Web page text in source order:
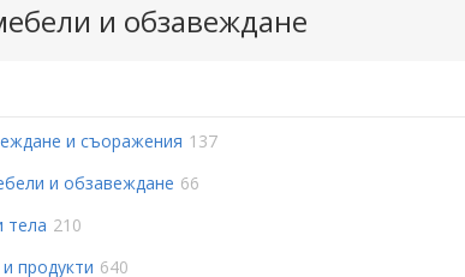
и обзавеждане
и съоражения 137
и обзавеждане 66
тела 210
продукти 640